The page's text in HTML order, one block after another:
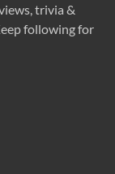
trivia &
following for